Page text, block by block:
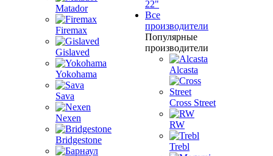
Matador
Firemax
Gislaved
Yokohama
Sava
Nexen
Bridgestone
22"
Все
производители
Популярные
производители
Alcasta
Cross Street
RW
Trebl